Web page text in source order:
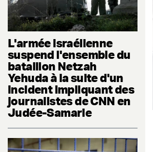
L'armée israélienne
suspend l'ensemble du
bataillon Netzah
Yehuda à la suite d'un
incident impliquant des
journalistes de CNN en
Judée-Samarie